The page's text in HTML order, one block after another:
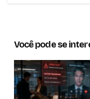
Você pode se